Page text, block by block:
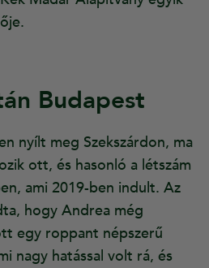
Budapest
nyílt meg Szekszárdon, ma
ott, és hasonló a létszám
ami 2019-ben indult. Az
hogy Andrea még
egy roppant népszerű
nagy hatással volt rá, és